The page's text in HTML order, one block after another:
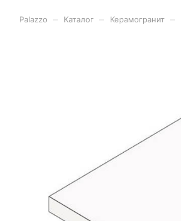
Palazzo Каталог Керамогранит